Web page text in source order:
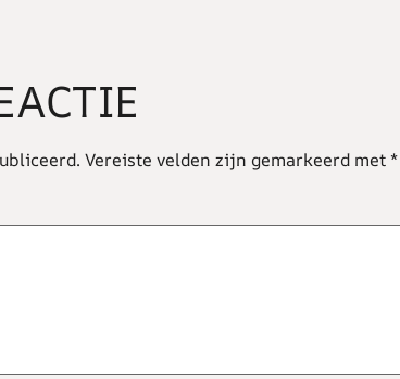
Vereiste velden zijn gemarkeerd met*